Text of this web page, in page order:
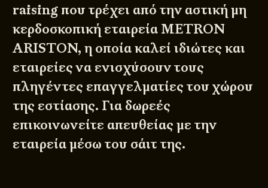
raising που τρέχει από την αστική μη
κερδοσκοπική εταιρεία METRON
ARISTON, η οποία καλεί ιδιώτες και
εταιρείες να ενισχύσουν τους
πληγέντες επαγγελματίες του χώρου
της εστίασης. Για δωρεές
επικοινωνείτε απευθείας με την
εταιρεία μέσω του σάιτ της.